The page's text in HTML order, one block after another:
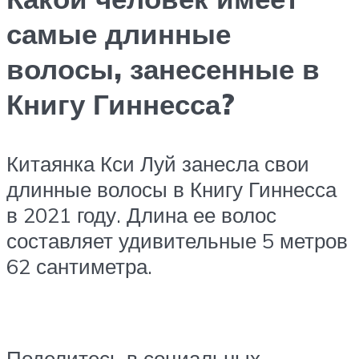
самые длинные
волосы, занесенные в
Книгу Гиннесса?
Китаянка Кси Луй занесла свои
длинные волосы в Книгу Гиннесса
в 2021 году. Длина ее волос
составляет удивительные 5 метров
62 сантиметра.